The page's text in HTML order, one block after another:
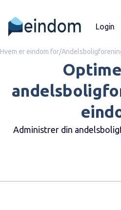
Login
Hvem er eindom for/
Administrer din